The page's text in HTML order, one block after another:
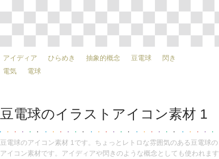
アイディア ひらめき 抽象的概念 豆電球
閃き
電気
電球
豆電球のイラストアイコン素材 1
豆電球のアイコン素材 1です。ちょっとレトロな雰囲気のある豆電球の
アイコン素材です。アイディアや閃きのような概念としても使われます